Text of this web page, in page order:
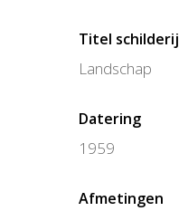
Titel schilderij
Landschap
Datering
1959
Afmetingen